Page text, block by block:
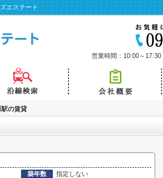
エステート
営業時間：10:00～17:30
駅の賃貸
築年数
指定しない